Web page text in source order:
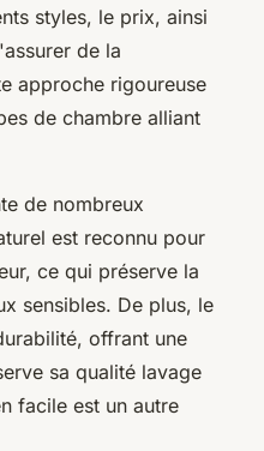
styles, le prix, ainsi
de la
approche rigoureuse
de chambre alliant
de nombreux
est reconnu pour
ce qui préserve la
sensibles. De plus, le
offrant une
sa qualité lavage
facile est un autre